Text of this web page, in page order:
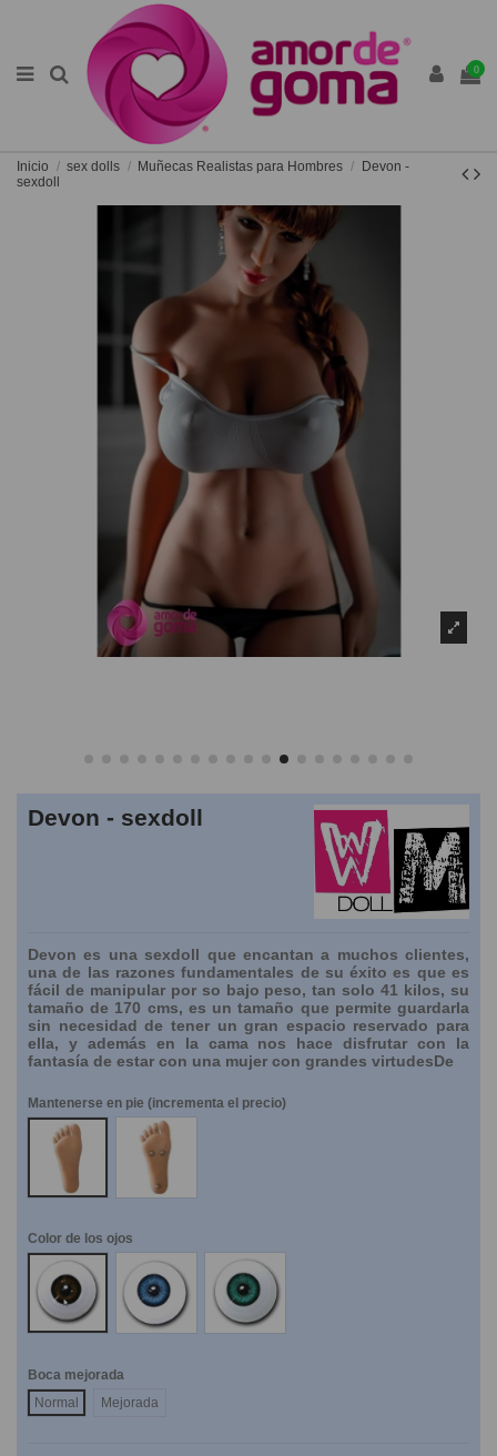
0
Inicio sex dolls Muñecas Realistas para Hombres
Devon -
sexdoll
Devon - sexdoll
Devon es una sexdoll que encantan a muchos clientes,
una de las razones fundamentales de su éxito es que es
fácil de manipular por so bajo peso, tan solo 41 kilos, su
tamaño de 170 cms, es un tamaño que permite guardarla
sin necesidad de tener un gran espacio reservado para
ella, y además en la cama nos hace disfrutar con la
fantasía de estar con una mujer con grandes virtudesDe
Mantenerse en pie (incrementa el precio)
NO
SI
Color de los ojos
Marrones
Azules Verdes
Boca mejorada
Normal
Mejorada